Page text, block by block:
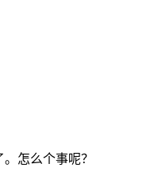
怎么个事呢？